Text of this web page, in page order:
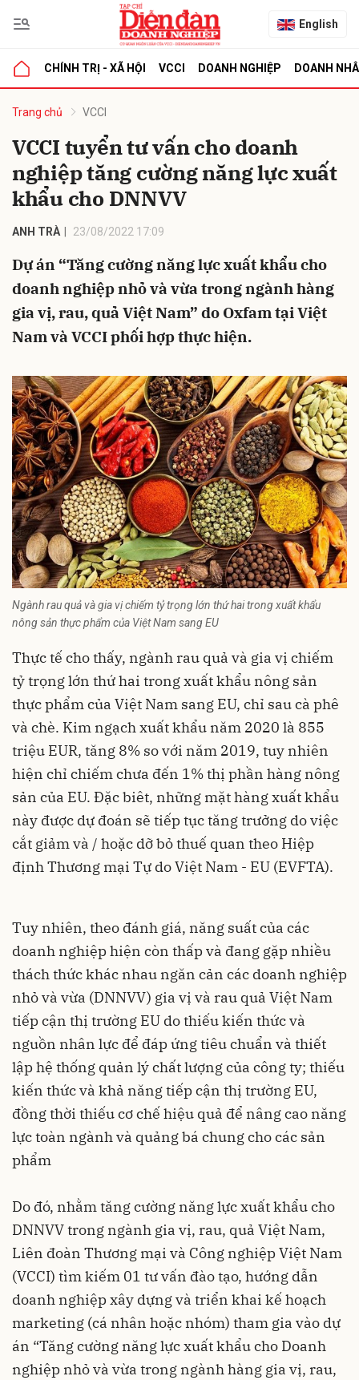
English
CHÍNH TRỊ - XÃ HỘI VCCI DOANH NGHIỆP DOANH
Trang chủ VCCI
VCCI tuyển tư vấn cho doanh
nghiệp tăng cường năng lực xuất
khẩu cho DNNVV
ANH TRÀ 23/08/2022 17:09
Dự án “Tăng cường năng lực xuất khẩu cho
doanh nghiệp nhỏ và vừa trong ngành hàng
gia vị, rau, quả Việt Nam” do Oxfam tại Việt
Nam và VCCI phối hợp thực hiện.
Ngành rau quả và gia vị chiếm tỷ trọng lớn thứ hai trong xuất khẩu
nông sản thực phẩm của Việt Nam sang EU
Thực tế cho thấy, ngành rau quả và gia vị chiếm
tỷ trọng lớn thứ hai trong xuất khẩu nông sản
thực phẩm của Việt Nam sang EU, chỉ sau cà phê
và chè. Kim ngạch xuất khẩu năm 2020 là 855
triệu EUR, tăng 8% so với năm 2019, tuy nhiên
hiện chỉ chiếm chưa đến 1% thị phần hàng nông
sản của EU. Đặc biêt, những mặt hàng xuất khẩu
này được dự đoán sẽ tiếp tục tăng trưởng do việc
cắt giảm và / hoặc dỡ bỏ thuế quan theo Hiệp
định Thương mại Tự do Việt Nam - EU (EVFTA).
Tuy nhiên, theo đánh giá, năng suất của các
doanh nghiệp hiện còn thấp và đang gặp nhiều
thách thức khác nhau ngăn cản các doanh nghiệp
nhỏ và vừa (DNNVV) gia vị và rau quả Việt Nam
tiếp cận thị trường EU do thiếu kiến thức và
nguồn nhân lực để đáp ứng tiêu chuẩn và thiết
lập hệ thống quản lý chất lượng của công ty; thiếu
kiến thức và khả năng tiếp cận thị trường EU,
đồng thời thiếu cơ chế hiệu quả để nâng cao năng
lực toàn ngành và quảng bá chung cho các sản
phẩm
Do đó, nhằm tăng cường năng lực xuất khẩu cho
DNNVV trong ngành gia vị, rau, quả Việt Nam,
Liên đoàn Thương mại và Công nghiệp Việt Nam
(VCCI) tìm kiếm 01 tư vấn đào tạo, hướng dẫn
doanh nghiệp xây dựng và triển khai kế hoạch
marketing (cá nhân hoặc nhóm) tham gia vào dự
án “Tăng cường năng lực xuất khẩu cho Doanh
nghiệp nhỏ và vừa trong ngành hàng gia vị, rau,
luận
Hủy